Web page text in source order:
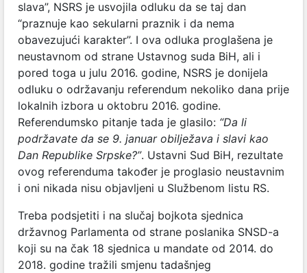
slava”, NSRS je usvojila odluku da se taj dan
“praznuje kao sekularni praznik i da nema
obavezujući karakter”. I ova odluka proglašena je
neustavnom od strane Ustavnog suda BiH, ali i
pored toga u julu 2016. godine, NSRS je donijela
odluku o održavanju referendum nekoliko dana prije
lokalnih izbora u oktobru 2016. godine.
Referendumsko pitanje tada je glasilo: “Da li
podržavate da se 9. januar obilježava i slavi kao
Dan Republike Srpske?”. Ustavni Sud BiH, rezultate
ovog referenduma također je proglasio neustavnim
i oni nikada nisu objavljeni u Službenom listu RS.
Treba podsjetiti i na slučaj bojkota sjednica
državnog Parlamenta od strane poslanika SNSD-a
koji su na čak 18 sjednica u mandate od 2014. do
2018. godine tražili smjenu tadašnjeg